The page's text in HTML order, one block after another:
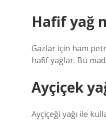
Hafif yağ
Gazlar için ham
hafif yağlar. Bu
Ayçiçek
Ayçiçeği yağı ile